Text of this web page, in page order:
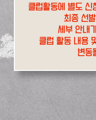
클럽활동에 별도 신
최종 선
세부 안내
클럽 활동 내용
변동